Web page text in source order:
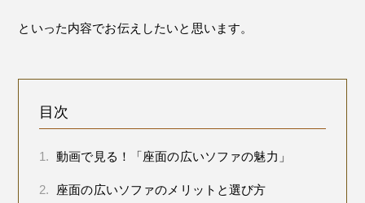
といった内容でお伝えしたいと思います。
目次
1. 動画で見る！「座面の広いソファの魅力」
2.
座面の広いソファのメリットと選び方